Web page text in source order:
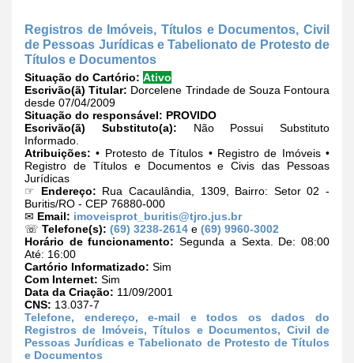
Registros de Imóveis, Títulos e Documentos, Civil
de Pessoas Jurídicas e Tabelionato de Protesto de
Títulos e Documentos
Situação do Cartório: Ativo
Escrivão(ã) Titular: Dorcelene Trindade de Souza Fontoura
desde 07/04/2009
Situação do responsável: PROVIDO
Escrivão(ã) Substituto(a): Não Possui Substituto
Informado.
Atribuições: • Protesto de Títulos • Registro de Imóveis •
Registro de Títulos e Documentos e Civis das Pessoas
Jurídicas
☞ Endereço: Rua Cacaulândia, 1309, Bairro: Setor 02 -
Buritis/RO - CEP 76880-000
✉ Email: imoveisprot_buritis@tjro.jus.br
☏ Telefone(s): (69) 3238-2614 e (69) 9960-3002
Horário de funcionamento: Segunda a Sexta. De: 08:00
Até: 16:00
Cartório Informatizado: Sim
Com Internet: Sim
Data da Criação: 11/09/2001
CNS: 13.037-7
Telefone, endereço, e-mail e todos os dados do
Registros de Imóveis, Títulos e Documentos, Civil de
Pessoas Jurídicas e Tabelionato de Protesto de Títulos
e Documentos